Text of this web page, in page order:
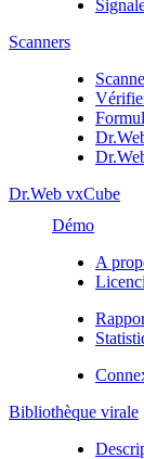
Scanners
Dr.Web vxCube
Démo
A
Bibliothèque virale